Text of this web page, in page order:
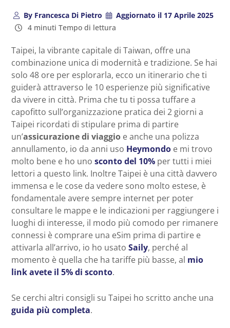
ByFrancesca Di Pietro Aggiornato il 17 Aprile 2025
4 minuti Tempo di lettura
Taipei, la vibrante capitale di Taiwan, offre una
combinazione unica di modernità e tradizione. Se hai
solo 48 ore per esplorarla, ecco un itinerario che ti
guiderà attraverso le 10 esperienze più significative
da vivere in città. Prima che tu ti possa tuffare a
capofitto sull’organizzazione pratica dei 2 giorni a
Taipei ricordati di stipulare prima di partire
un’assicurazione di viaggio e anche una polizza
annullamento, io da anni uso Heymondo e mi trovo
molto bene e ho uno sconto del 10% per tutti i miei
lettori a questo link. Inoltre Taipei è una città davvero
immensa e le cose da vedere sono molto estese, è
fondamentale avere sempre internet per poter
consultare le mappe e le indicazioni per raggiungere i
luoghi di interesse, il modo più comodo per rimanere
connessi è comprare una eSim prima di partire e
attivarla all’arrivo, io ho usato Saily, perché al
momento è quella che ha tariffe più basse, al mio
link avete il 5% di sconto.
Se cerchi altri consigli su Taipei ho scritto anche una
guida più completa.